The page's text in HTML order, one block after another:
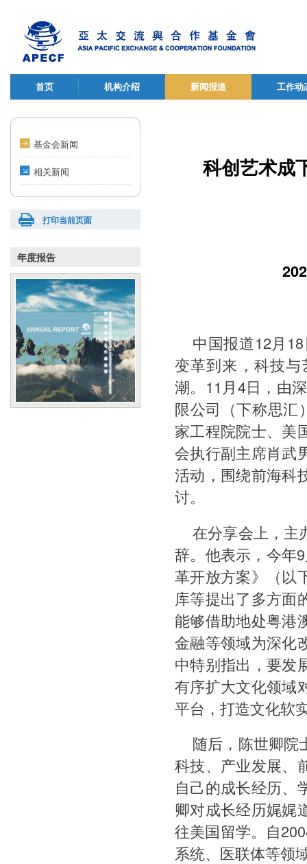
首页 机构介绍 新闻报道 工作动
基金会新闻
相关新闻
打印当前页面
年度报告
科创艺术成
中国报道12月
变革到来，科技
潮。11月4日，由
限公司（下称思汇
家工程院院士、美
会执行副主席肖武
活动，围绕前海科
讨。
在分享会上，主
辞。他表示，今年
革开放方案》（以
库等提出了多方面
能够借助地处粤港
金融等领域为深化
中特别指出，要发
有序扩大文化领域
平台，打造文化软
随后，陈世卿院
科技、产业发展、
自己的成长经历、
卿对成长经历娓娓
往美国留学。自
系统、医联体等领